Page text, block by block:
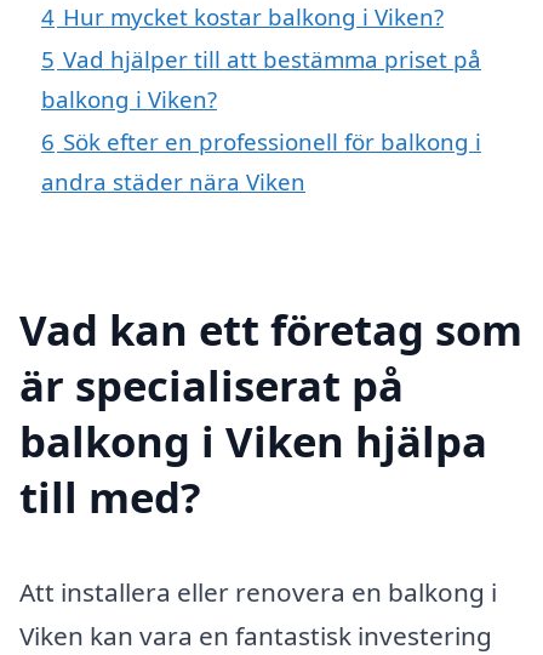
4 Hur mycket kostar balkong i Viken?
5 Vad hjälper till att bestämma priset på
balkong i Viken?
6 Sök efter en professionell för balkong i
andra städer nära Viken
Vad kan ett företag som
är specialiserat på
balkong i Viken hjälpa
till med?
Att installera eller renovera en balkong i
Viken kan vara en fantastisk investering